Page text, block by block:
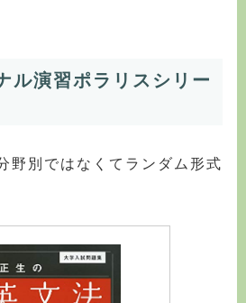
ル演習ポラリスシリー
野別ではなくてランダム形式